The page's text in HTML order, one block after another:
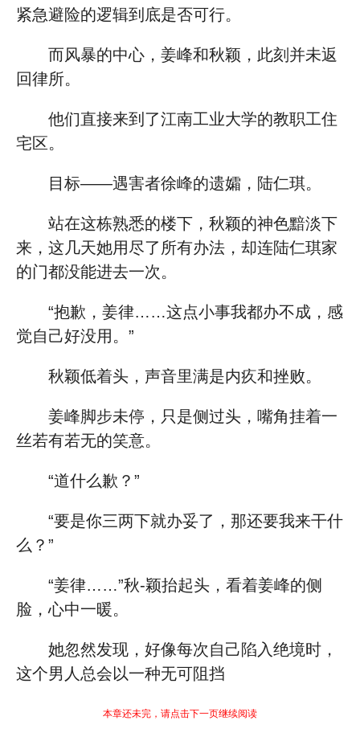
紧急避险的逻辑到底是否可行。
而风暴的中心，姜峰和秋颖，此刻并未返
回律所。
他们直接来到了江南工业大学的教职工住
宅区。
目标——遇害者徐峰的遗孀，陆仁琪。
站在这栋熟悉的楼下，秋颖的神色黯淡下
来，这几天她用尽了所有办法，却连陆仁琪家
的门都没能进去一次。
“抱歉，姜律……这点小事我都办不成，感
觉自己好没用。”
秋颖低着头，声音里满是内疚和挫败。
姜峰脚步未停，只是侧过头，嘴角挂着一
丝若有若无的笑意。
“道什么歉？”
“要是你三两下就办妥了，那还要我来干什
么？”
“姜律……”秋-颖抬起头，看着姜峰的侧
脸，心中一暖。
她忽然发现，好像每次自己陷入绝境时，
这个男人总会以一种无可阻挡
本章还未完，请点击下一页继续阅读